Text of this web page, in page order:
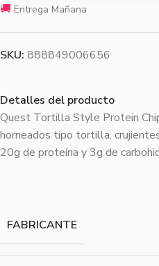
🚚 Entrega Mañana
SKU: 888849006656
Detalles del producto
Quest Tortilla Style Protein
horneados tipo tortilla,
20g de proteína y 3g de
FABRICANTE